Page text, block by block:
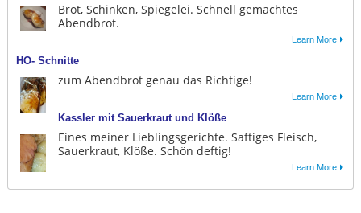
Brot, Schinken, Spiegelei. Schnell gemachtes
Abendbrot.
Learn More
HO- Schnitte
zum Abendbrot genau das Richtige!
Learn More
Kassler mit Sauerkraut und Klöße
Eines meiner Lieblingsgerichte. Saftiges Fleisch,
Sauerkraut, Klöße. Schön deftig!
Learn More